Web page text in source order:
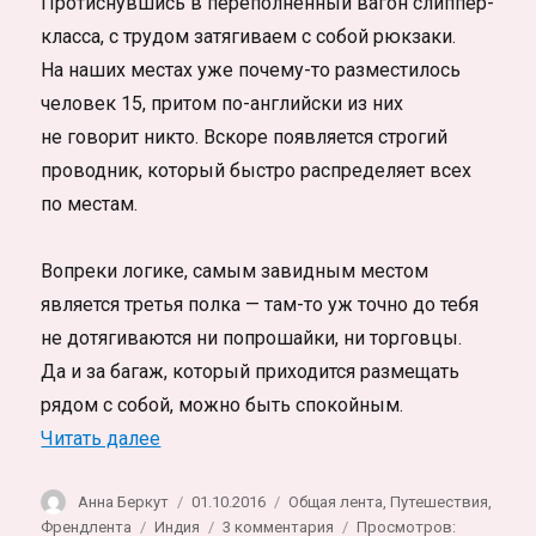
класса, с трудом затягиваем с собой рюкзаки.
На наших местах уже почему-то разместилось
человек 15, притом по-английски из них
не говорит никто. Вскоре появляется строгий
проводник, который быстро распределяет всех
по местам.
Вопреки логике, самым завидным местом
является третья полка — там-то уж точно до тебя
не дотягиваются ни попрошайки, ни торговцы.
Да и за багаж, который приходится размещать
рядом с собой, можно быть спокойным.
Читать далее«Поезд Мумбаи-Горакпур. Фото-рассказ
Автор
Анна Беркут Опубликовано
01.10.2016 Рубрики
Общая лента,Путешествия,
Френдлента
Метки
Индия 3 комментария
Просмотров: